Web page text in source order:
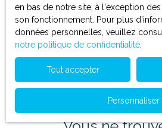
Aucun résultat
en bas de notre site, à l'exception
son fonctionnement. Pour plus
données personnelles, veuillez
notre politique de confidentialité
Tout accepter
Personnaliser